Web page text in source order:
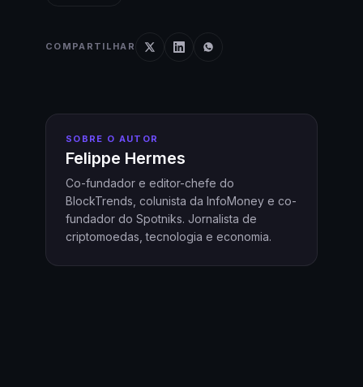
COMPARTILHAR
SOBRE O AUTOR
Felippe Hermes
Co-fundador e editor-chefe do
BlockTrends, colunista da InfoMoney e co-
fundador do Spotniks. Jornalista de
criptomoedas, tecnologia e economia.